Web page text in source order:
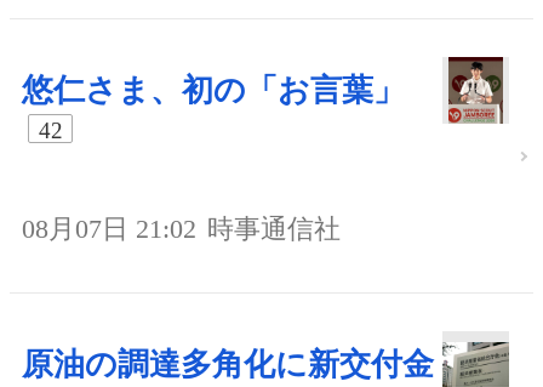
悠仁さま、初の「お言葉」
42
08月07日 21:02 時事通信社
原油の調達多角化に新交付金